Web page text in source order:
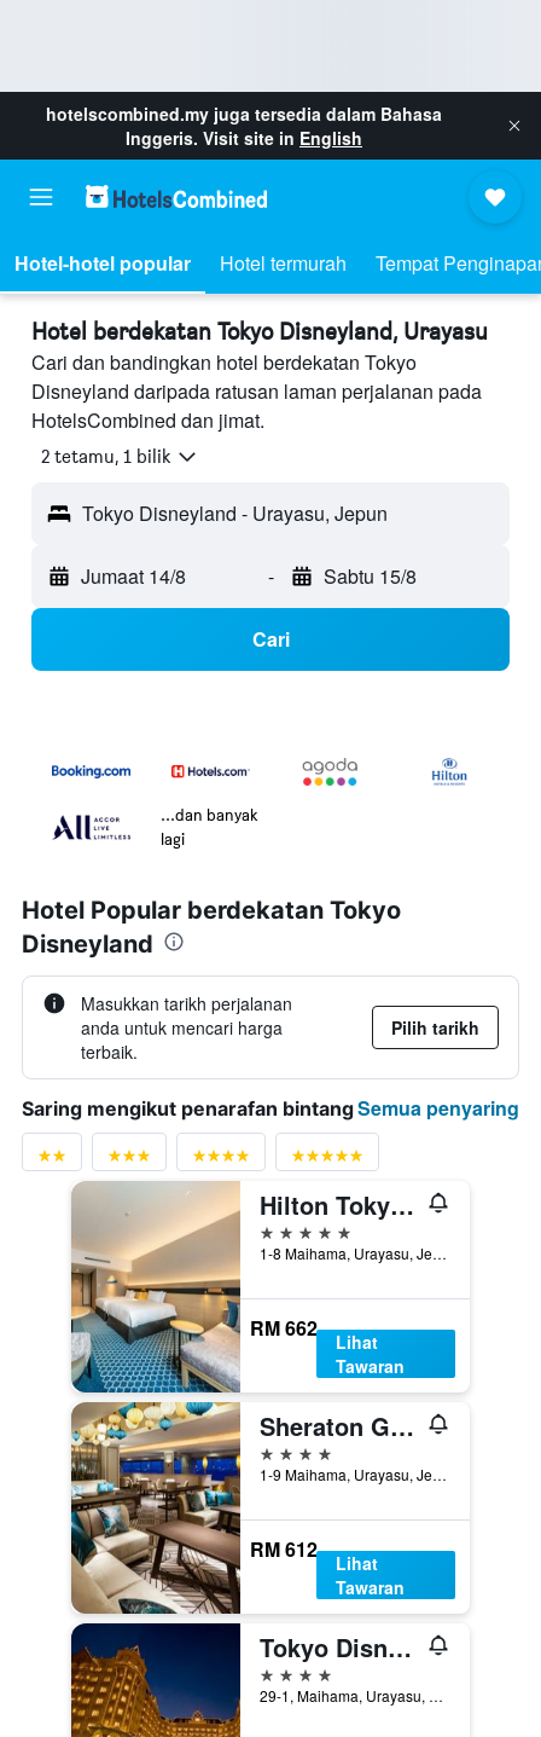
hotelscombined.my juga tersedia dalam Bahasa
Inggeris. Visit site in English
Hotel-hotel popular Hotel termurah Tempat
Hotel berdekatan Tokyo Disneyland, Urayasu
Cari dan bandingkan hotel berdekatan Tokyo
Disneyland daripada ratusan laman perjalanan pada
HotelsCombined dan jimat.
2 tetamu, 1 bilik
Tokyo Disneyland - Urayasu, Jepun
Jumaat 14/8 - Sabtu 15/8
Cari
...dan banyak
lagi
Hotel Popular berdekatan Tokyo
Disneyland
Masukkan tarikh perjalanan
anda untuk mencari harga
terbaik.
Pilih tarikh
Saring mengikut penarafan bintangSemua penyaring
Hilton Tokyo Bay
5 bintang
1-8 Maihama, Urayasu, Jepun
RM 662
Lihat
Tawaran
Sheraton Grande Tokyo Bay Hotel
4 bintang
1-9 Maihama, Urayasu, Jepun
RM 612
Lihat
Tawaran
Tokyo Disneyland (R) Hotel
4 bintang
29-1, Maihama, Urayasu, Jepun